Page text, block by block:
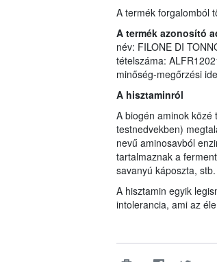
A termék forgalomból
A termék azonosító
név: FILONE DI
tételszáma:
minőség-megőrzési
A hisztaminról
A biogén aminok közé
testnedvekben)
nevű aminosavból
tartalmaznak a
savanyú káposzta, stb.
A hisztamin egyik
intolerancia, ami az